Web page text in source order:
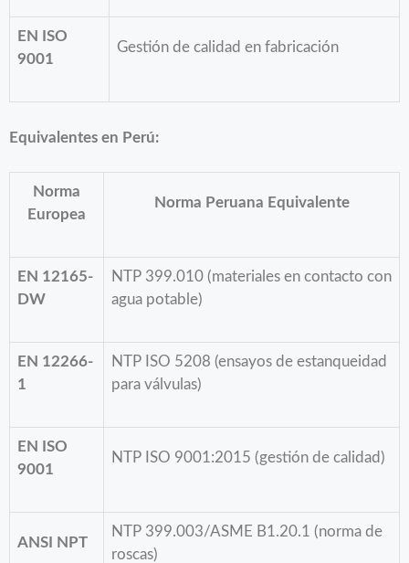
EN ISO
9001
Gestión de calidad en fabricación
Equivalentes en Perú:
Norma
Europea
Norma Peruana Equivalente
EN 12165-
DW
NTP 399.010 (materiales en contacto con
agua potable)
EN 12266-
1
NTP ISO 5208 (ensayos de estanqueidad
para válvulas)
EN ISO
9001
NTP ISO 9001:2015 (gestión de calidad)
ANSI NPT
NTP 399.003/ASME B1.20.1 (norma de
roscas)